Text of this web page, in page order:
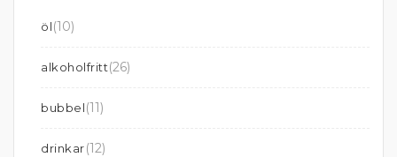
öl(10)
alkoholfritt(26)
bubbel(11)
drinkar(12)